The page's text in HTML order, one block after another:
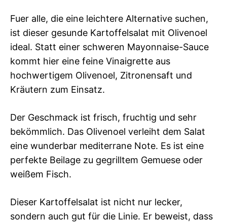
Fuer alle, die eine leichtere Alternative suchen,
ist dieser gesunde Kartoffelsalat mit Olivenoel
ideal. Statt einer schweren Mayonnaise-Sauce
kommt hier eine feine Vinaigrette aus
hochwertigem Olivenoel, Zitronensaft und
Kräutern zum Einsatz.
Der Geschmack ist frisch, fruchtig und sehr
bekömmlich. Das Olivenoel verleiht dem Salat
eine wunderbar mediterrane Note. Es ist eine
perfekte Beilage zu gegrilltem Gemuese oder
weißem Fisch.
Dieser Kartoffelsalat ist nicht nur lecker,
sondern auch gut für die Linie. Er beweist, dass